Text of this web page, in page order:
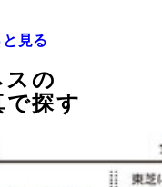
見る
スの
で探す